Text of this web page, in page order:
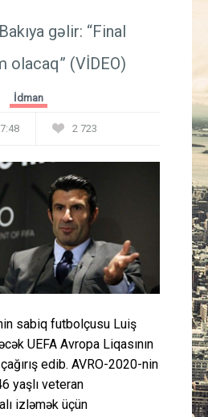
İqtisadiyyat
Güney Azərbaycan
Mədəniyyət
Müsahibə
İdman
Layihə
Gündəm
Cəmiyyət
gəlir: “Final
olacaq” (VİDEO)
İdman
2 723
sabiq futbolçusu Luiş
UEFA Avropa Liqasının
edib. AVRO-2020-nin
yaşlı veteran
izləmək üçün